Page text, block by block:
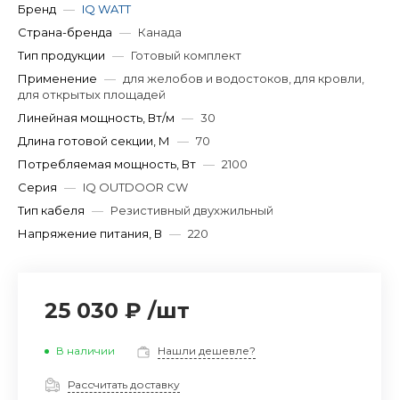
Бренд — IQ WATT
Страна-бренда — Канада
Тип продукции — Готовый комплект
Применение — для желобов и водостоков, для кровли,
для открытых площадей
Линейная мощность, Вт/м — 30
Длина готовой секции, М
— 70
Потребляемая мощность, Вт — 2100
Серия — IQ OUTDOOR CW
Тип кабеля — Резистивный двухжильный
Напряжение питания, В — 220
25 030 ₽ /шт
В наличии Нашли дешевле?
Рассчитать доставку